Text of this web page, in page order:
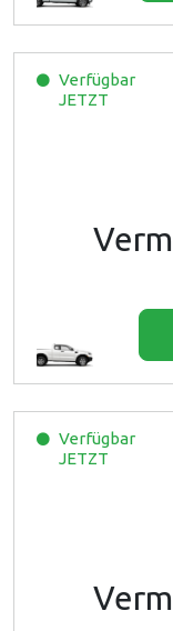
Verfügbar
JETZT
Verfügbar
JETZT